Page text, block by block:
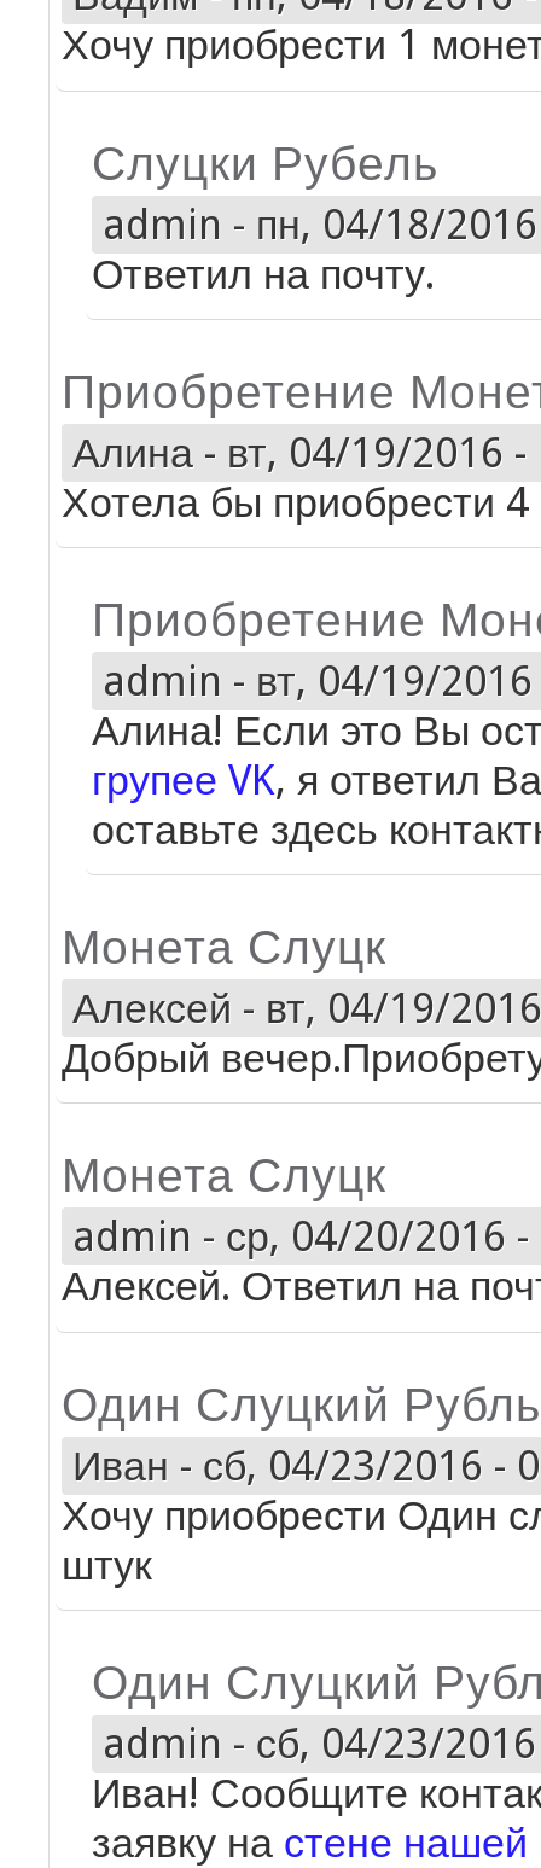
Хочу приобрести 1
Слуцки Рубель
admin - пн, 04/18/
Ответил на почту.
Приобретение
Алина - вт, 04/19/2016 -
Хотела бы приобрести
Приобретение
admin - вт, 04/19/
Алина! Если это Вы
групее VK, я ответил
оставьте здесь
Монета Слуцк
Алексей - вт, 04/19/
Добрый
Монета Слуцк
admin - ср, 04/20/2016 -
Алексей. Ответил на
Один Слуцкий Рубль
Иван - сб, 04/23/2016 -
Хочу приобрести Один
штук
Один Слуцкий
admin - сб, 04/23/
Иван! Сообщите
заявку на стене нашей